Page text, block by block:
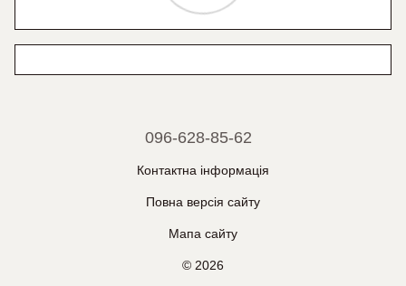
096-628-85-62
Контактна інформація
Повна версія сайту
Мапа сайту
© 2026